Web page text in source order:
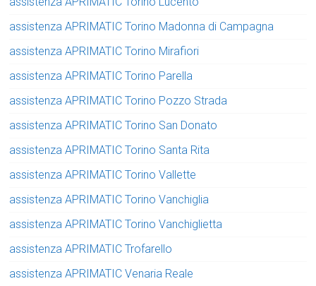
assistenza APRIMATIC Torino Madonna di Campagna
assistenza APRIMATIC Torino Mirafiori
assistenza APRIMATIC Torino Parella
assistenza APRIMATIC Torino Pozzo Strada
assistenza APRIMATIC Torino San Donato
assistenza APRIMATIC Torino Santa Rita
assistenza APRIMATIC Torino Vallette
assistenza APRIMATIC Torino Vanchiglia
assistenza APRIMATIC Torino Vanchiglietta
assistenza APRIMATIC Trofarello
assistenza APRIMATIC Venaria Reale